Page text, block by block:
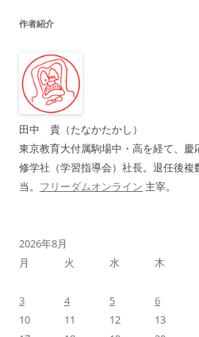
ビ
ー
シ
ン
作者紹介
田中 貴（たなかたかし）
東京教育大付属駒場中・高を経て、
修学社（学習指導会）社長。退任後複
当。 フリーダムオンライン 主宰。
2026年8月
月
火 水 木
3
4 5 6
10
11 12 13